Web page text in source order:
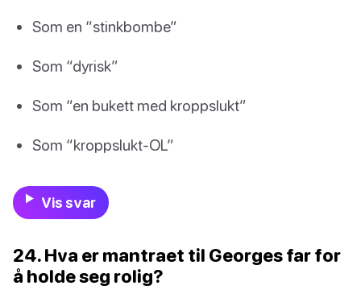
Som en “stinkbombe”
Som “dyrisk”
Som “en bukett med kroppslukt”
Som “kroppslukt-OL”
Vis svar
24. Hva er mantraet til Georges far for
å holde seg rolig?